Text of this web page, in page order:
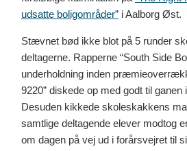
udsatte boligområder” i Aalborg Øst.
Stævnet bød ikke blot på 5 runder
deltagerne. Rapperne “South Side
underholdning inden
9220” diskede op med godt til ganen
Desuden kikkede skoleskakkens
samtlige deltagende elever modtog
om dagen på vej ud i forårsvejret til